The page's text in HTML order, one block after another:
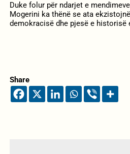
Duke folur për ndarjet e
Mogerini ka thënë se ata
demokracisë dhe pjesë e historisë
Share